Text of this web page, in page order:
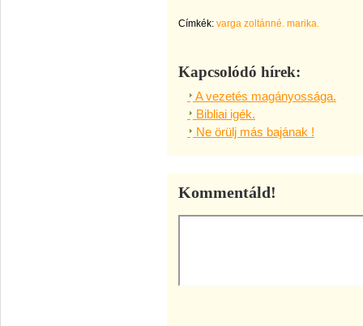
Címkék: varga zoltánné. marika.
Kapcsolódó hírek:
A vezetés magányossága.
Bibliai igék.
Ne örülj más bajának !
Kommentáld!